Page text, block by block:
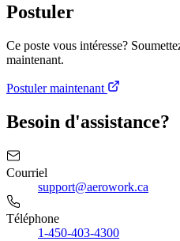
Postuler
Ce poste vous intéresse?
maintenant.
Postuler maintenant
Besoin d'assistance?
Courriel
support@aerowork.ca
Téléphone
1-450-403-4300